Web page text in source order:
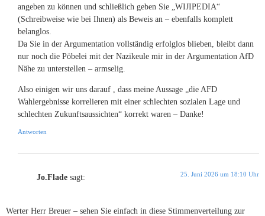
angeben zu können und schließlich geben Sie „WIJIPEDIA“
(Schreibweise wie bei Ihnen) als Beweis an – ebenfalls komplett
belanglos.
Da Sie in der Argumentation vollständig erfolglos blieben, bleibt dann
nur noch die Pöbelei mit der Nazikeule mir in der Argumentation AfD
Nähe zu unterstellen – armselig.
Also einigen wir uns darauf , dass meine Aussage „die AFD
Wahlergebnisse korrelieren mit einer schlechten sozialen Lage und
schlechten Zukunftsaussichten“ korrekt waren – Danke!
Antworten
Jo.Flade sagt: 25. Juni 2026 um 18:10 Uhr
Werter Herr Breuer – sehen Sie einfach in diese Stimmenverteilung zur